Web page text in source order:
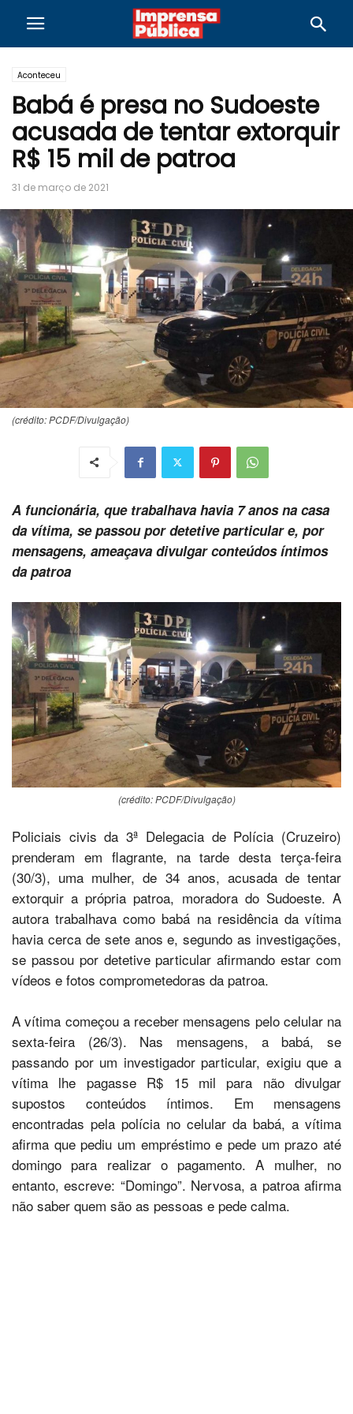
Aconteceu
Babá é presa no Sudoeste
acusada de tentar extorquir
R$ 15 mil de patroa
31 de março de 2021
(crédito: PCDF/Divulgação)
A funcionária, que trabalhava havia 7 anos na casa
da vítima, se passou por detetive particular e, por
mensagens, ameaçava divulgar conteúdos íntimos
da patroa
(crédito: PCDF/Divulgação)
Policiais civis da 3ª Delegacia de Polícia (Cruzeiro)
prenderam em flagrante, na tarde desta terça-feira
(30/3), uma mulher, de 34 anos, acusada de tentar
extorquir a própria patroa, moradora do Sudoeste. A
autora trabalhava como babá na residência da vítima
havia cerca de sete anos e, segundo as investigações,
se passou por detetive particular afirmando estar com
vídeos e fotos comprometedoras da patroa.
A vítima começou a receber mensagens pelo celular na
sexta-feira (26/3). Nas mensagens, a babá, se
passando por um investigador particular, exigiu que a
vítima lhe pagasse R$ 15 mil para não divulgar
supostos conteúdos íntimos. Em mensagens
encontradas pela polícia no celular da babá, a vítima
afirma que pediu um empréstimo e pede um prazo até
domingo para realizar o pagamento. A mulher, no
entanto, escreve: “Domingo”. Nervosa, a patroa afirma
não saber quem são as pessoas e pede calma.